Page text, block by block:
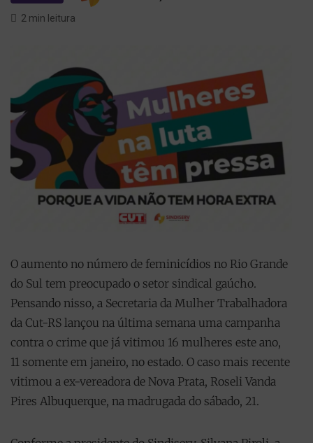
2 min leitura
O aumento no número de feminicídios no Rio Grande
do Sul tem preocupado o setor sindical gaúcho.
Pensando nisso, a Secretaria da Mulher Trabalhadora
da Cut-RS lançou na última semana uma campanha
contra o crime que já vitimou 16 mulheres este ano,
11 somente em janeiro, no estado. O caso mais recente
vitimou a ex-vereadora de Nova Prata, Roseli Vanda
Pires Albuquerque, na madrugada do sábado, 21.